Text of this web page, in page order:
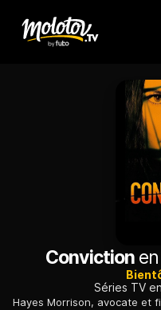
Conviction
Séries TV